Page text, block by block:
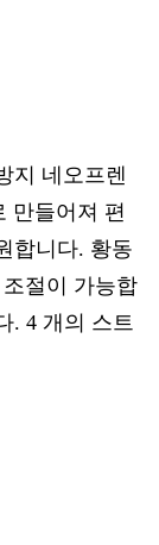
지 네오프렌
만들어져 편
합니다. 황동
절이 가능합
. 4 개의 스트